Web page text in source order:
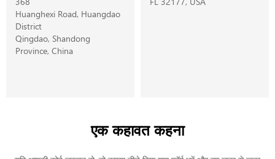
Huanghexi Road, Huangdao
District
Qingdao, Shandong
Province, China
एक कहावत कहना